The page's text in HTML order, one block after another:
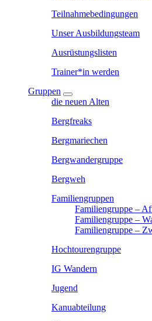
Teilnahmebedingungen
Unser Ausbildungsteam
Ausrüstungslisten
Trainer*in werden
Gruppen
die neuen Alten
Bergfreaks
Bergmariechen
Bergwandergruppe
Bergweh
Familiengruppen
Familiengruppe –
Familiengruppe –
Familiengruppe –
Hochtourengruppe
IG Wandern
Jugend
Kanuabteilung